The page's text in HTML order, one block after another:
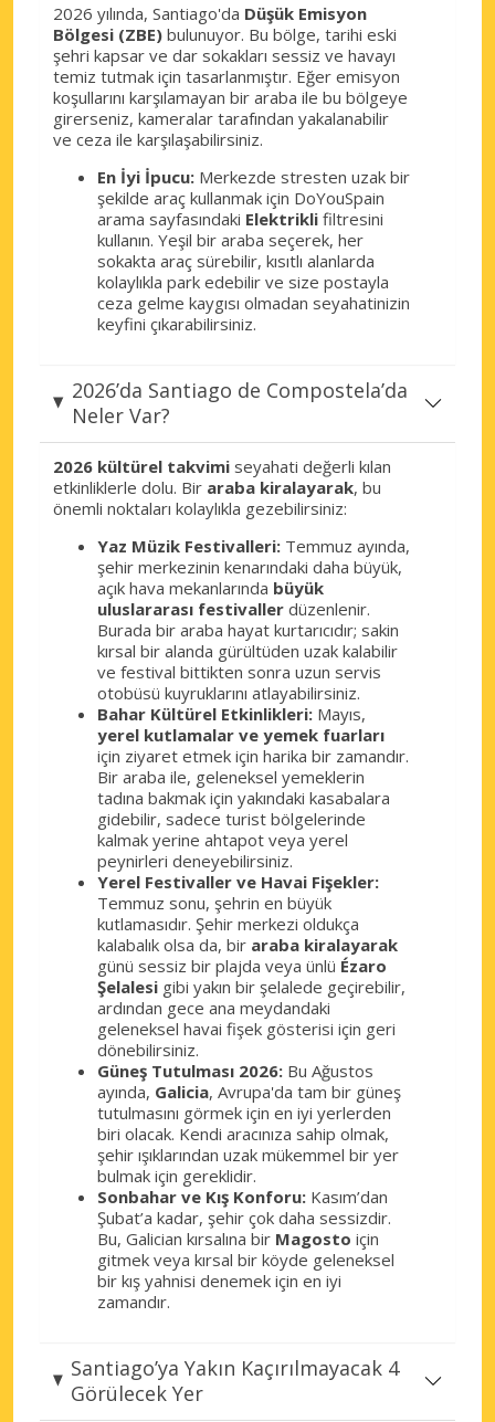
2026 yılında, Santiago'da Düşük Emisyon
Bölgesi (ZBE) bulunuyor. Bu bölge, tarihi eski
şehri kapsar ve dar sokakları sessiz ve havayı
temiz tutmak için tasarlanmıştır. Eğer emisyon
koşullarını karşılamayan bir araba ile bu bölgeye
girerseniz, kameralar tarafından yakalanabilir
ve ceza ile karşılaşabilirsiniz.
En İyi İpucu: Merkezde stresten uzak bir
şekilde araç kullanmak için DoYouSpain
arama sayfasındaki Elektrikli filtresini
kullanın. Yeşil bir araba seçerek, her
sokakta araç sürebilir, kısıtlı alanlarda
kolaylıkla park edebilir ve size postayla
ceza gelme kaygısı olmadan seyahatinizin
keyfini çıkarabilirsiniz.
2026’da Santiago de Compostela’da
Neler Var?
2026 kültürel takvimi seyahati değerli kılan
etkinliklerle dolu. Bir araba kiralayarak, bu
önemli noktaları kolaylıkla gezebilirsiniz:
Yaz Müzik Festivalleri: Temmuz ayında,
şehir merkezinin kenarındaki daha büyük,
açık hava mekanlarında büyük
uluslararası festivaller düzenlenir.
Burada bir araba hayat kurtarıcıdır; sakin
kırsal bir alanda gürültüden uzak kalabilir
ve festival bittikten sonra uzun servis
otobüsü kuyruklarını atlayabilirsiniz.
Bahar Kültürel Etkinlikleri: Mayıs,
yerel kutlamalar ve yemek fuarları
için ziyaret etmek için harika bir zamandır.
Bir araba ile, geleneksel yemeklerin
tadına bakmak için yakındaki kasabalara
gidebilir, sadece turist bölgelerinde
kalmak yerine ahtapot veya yerel
peynirleri deneyebilirsiniz.
Yerel Festivaller ve Havai Fişekler:
Temmuz sonu, şehrin en büyük
kutlamasıdır. Şehir merkezi oldukça
kalabalık olsa da, bir araba kiralayarak
günü sessiz bir plajda veya ünlü Ézaro
Şelalesi gibi yakın bir şelalede geçirebilir,
ardından gece ana meydandaki
geleneksel havai fişek gösterisi için geri
dönebilirsiniz.
Güneş Tutulması 2026: Bu Ağustos
ayında, Galicia, Avrupa'da tam bir güneş
tutulmasını görmek için en iyi yerlerden
biri olacak. Kendi aracınıza sahip olmak,
şehir ışıklarından uzak mükemmel bir yer
bulmak için gereklidir.
Sonbahar ve Kış Konforu: Kasım’dan
Şubat’a kadar, şehir çok daha sessizdir.
Bu, Galician kırsalına bir Magosto için
gitmek veya kırsal bir köyde geleneksel
bir kış yahnisi denemek için en iyi
zamandır.
Santiago’ya Yakın Kaçırılmayacak 4
Görülecek Yer